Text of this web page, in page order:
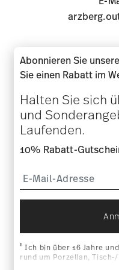
Selb. In Selb an der
Pförtnerhaus der
Routenberechnung via
73312
+49
Abonnieren Sie
Sie einen Rabatt im
Halten Sie sich
und
Laufenden.
10% Rabatt-
i Ich bin über 16 Jahre
rund um Porzellan,